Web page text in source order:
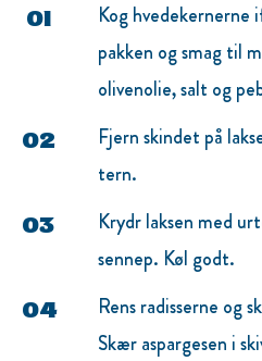
Kog
pakken og smag til
olivenolie, salt og
Fjern skindet på
tern.
Krydr laksen med
sennep. Køl godt.
Rens radisserne og
Skær aspargesen i